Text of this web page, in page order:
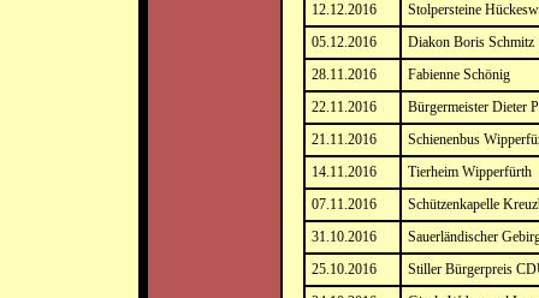
12.12.2016
Stolpersteine
05.12.2016
Diakon Boris Schmitz
28.11.2016
Fabienne Schönig
22.11.2016
Bürgermeister Dieter
21.11.2016
Schienenbus
14.11.2016
Tierheim Wipperfürth
07.11.2016
Schützenkapelle
31.10.2016
Sauerländischer
25.10.2016
Stiller Bürgerpreis